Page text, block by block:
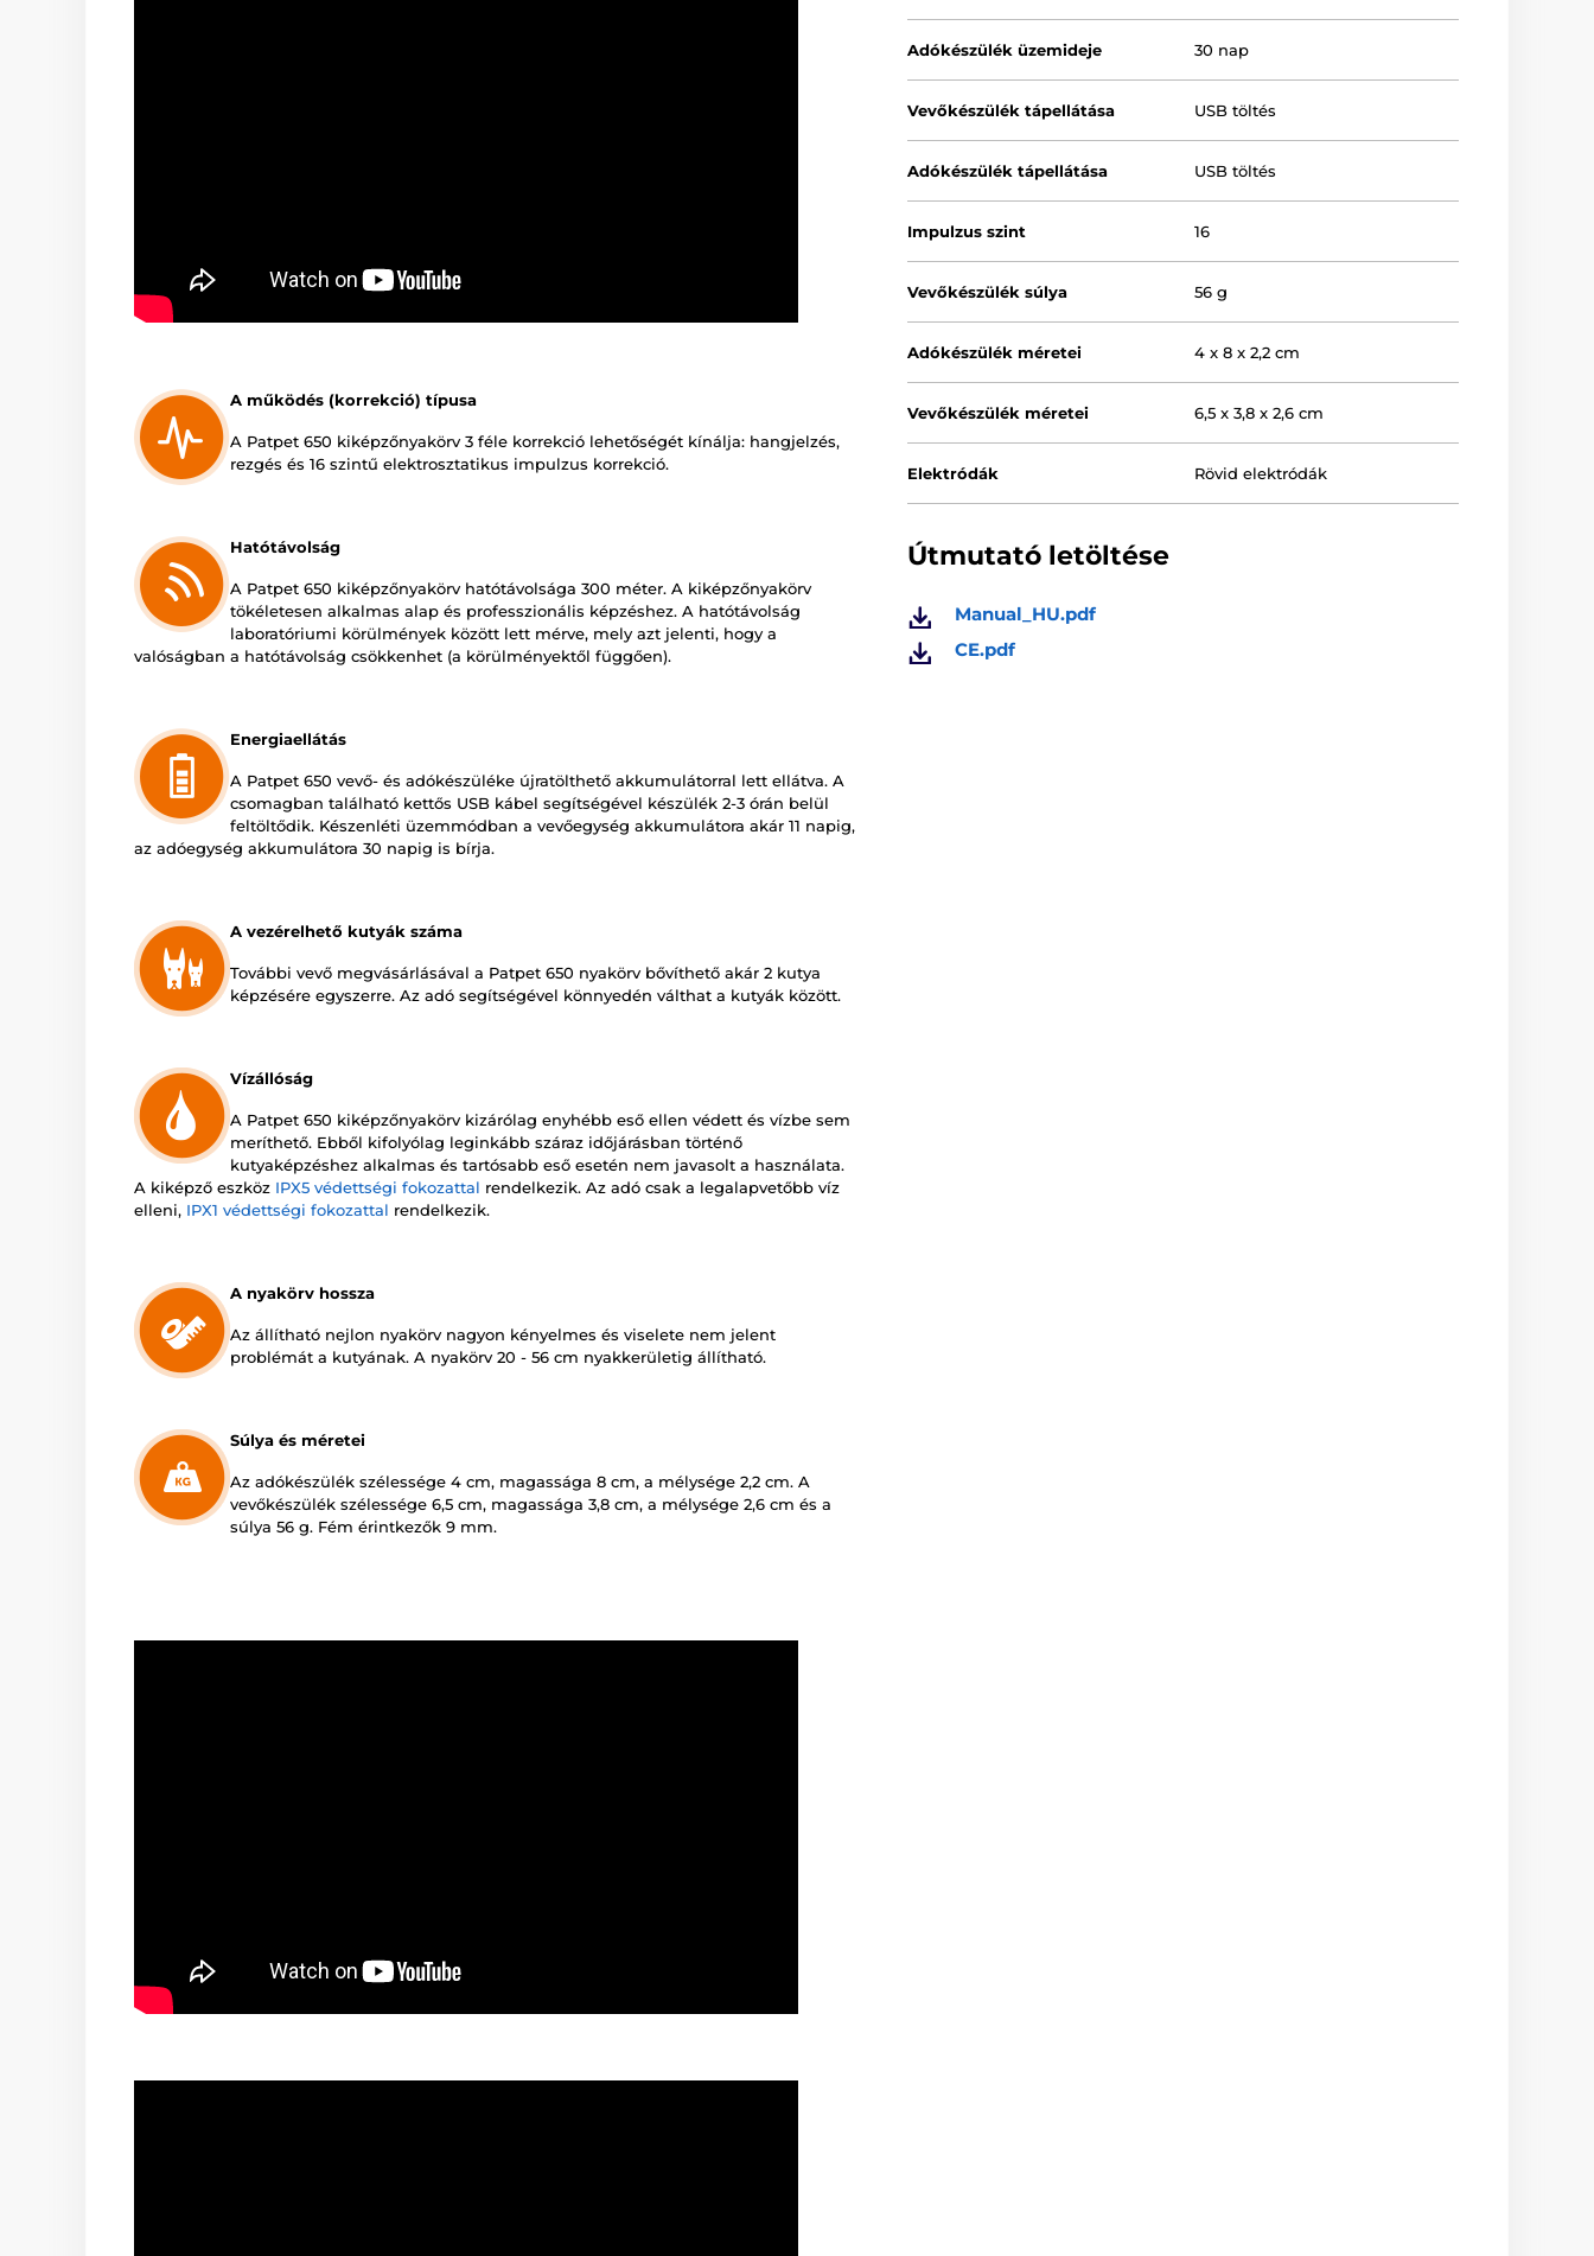
A működés (korrekció) típusa
A Patpet 650 kiképzőnyakörv 3 féle korrekció lehetőségét kínálja: hangjelzés,
rezgés és 16 szintű elektrosztatikus impulzus korrekció.
Hatótávolság
A Patpet 650 kiképzőnyakörv hatótávolsága 300 méter. A kiképzőnyakörv
tökéletesen alkalmas alap és professzionális képzéshez. A hatótávolság
laboratóriumi körülmények között lett mérve, mely azt jelenti, hogy a
valóságban a hatótávolság csökkenhet (a körülményektől függően).
Energiaellátás
A Patpet 650 vevő- és adókészüléke újratölthető akkumulátorral lett ellátva. A
csomagban található kettős USB kábel segítségével készülék 2-3 órán belül
feltöltődik. Készenléti üzemmódban a vevőegység akkumulátora akár 11 napig,
az adóegység akkumulátora 30 napig is bírja.
A vezérelhető kutyák száma
További vevő megvásárlásával a Patpet 650 nyakörv bővíthető akár 2 kutya
képzésére egyszerre. Az adó segítségével könnyedén válthat a kutyák között.
Vízállóság
A Patpet 650 kiképzőnyakörv kizárólag enyhébb eső ellen védett és vízbe sem
meríthető. Ebből kifolyólag leginkább száraz időjárásban történő
kutyaképzéshez alkalmas és tartósabb eső esetén nem javasolt a használata.
A kiképző eszköz IPX5 védettségi fokozattal rendelkezik. Az adó csak a legalapvetőbb víz
elleni, IPX1 védettségi fokozattal rendelkezik.
A nyakörv hossza
Az állítható nejlon nyakörv nagyon kényelmes és viselete nem jelent
problémát a kutyának. A nyakörv 20 - 56 cm nyakkerületig állítható.
Súlya és méretei
Az adókészülék szélessége 4 cm, magassága 8 cm, a mélysége 2,2 cm. A
vevőkészülék szélessége 6,5 cm, magassága 3,8 cm, a mélysége 2,6 cm és a
súlya 56 g. Fém érintkezők 9 mm.
Adókészülék üzemideje 30 nap
Vevőkészülék tápellátása USB töltés
Adókészülék tápellátása USB töltés
Impulzus szint 16
Vevőkészülék súlya 56 g
Adókészülék méretei 4 x 8 x 2,2 cm
Vevőkészülék méretei 6,5 x 3,8 x 2,6 cm
Elektródák Rövid elektródák
Útmutató letöltése
Manual_HU.pdf
CE.pdf